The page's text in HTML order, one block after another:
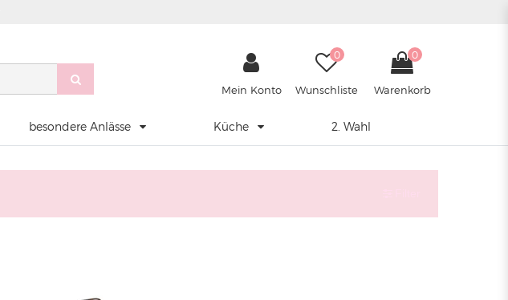
Mein Konto
0
Wunschliste
0
Warenkorb
besondere Anlässe Küche 2. Wahl